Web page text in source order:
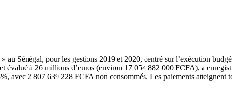
Sénégal, pour les gestions 2019 et 2020, centré sur l’exécution
à 26 millions d’euros (environ 17 054 882 000 FCFA), a
avec 2 807 639 228 FCFA non consommés. Les paiements atteignent